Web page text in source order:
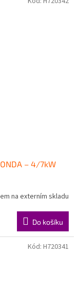
– 4/7kW
na externím skladu
Do košíku
Kód: H720341